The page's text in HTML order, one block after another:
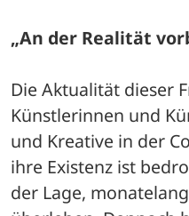
„An der Realität
Die Aktualität dieser
Künstlerinnen und
und Kreative in der
ihre Existenz ist
der Lage,